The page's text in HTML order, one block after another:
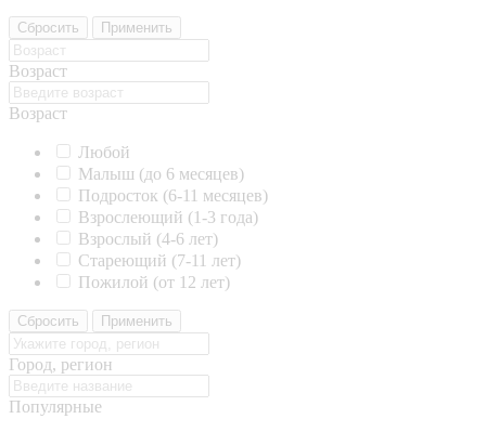
Сбросить Применить
Возраст
Возраст
Любой
Малыш (до 6 месяцев)
Подросток (6-11 месяцев)
Взрослеющий (1-3 года)
Взрослый (4-6 лет)
Стареющий (7-11 лет)
Пожилой (от 12 лет)
Сбросить Применить
Город, регион
Популярные